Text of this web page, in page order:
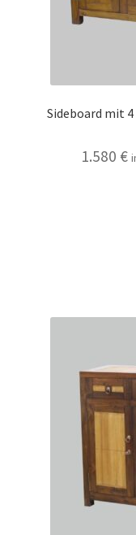
Sideboard mit 4
1.580 €